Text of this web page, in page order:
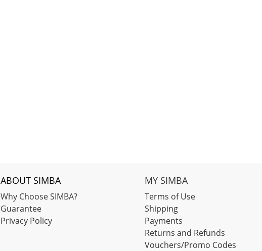
ABOUT SIMBA
Why Choose SIMBA?
Guarantee
Privacy Policy
MY SIMBA
Terms of Use
Shipping
Payments
Returns and Refunds
Vouchers/Promo Codes